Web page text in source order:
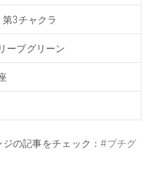
3チャクラ
ーブグリーン
の記事をチェック：#プチグ